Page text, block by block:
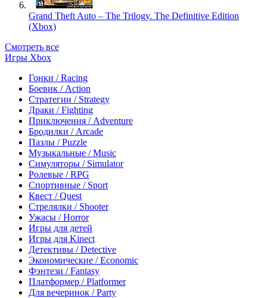
Grand Theft Auto – The Trilogy. The Definitive Edition
(Xbox)
Смотреть все
Игры Xbox
Гонки / Racing
Боевик / Action
Стратегии / Strategy
Драки / Fighting
Приключения / Adventure
Бродилки / Arcade
Пазлы / Puzzle
Музыкальные / Music
Симуляторы / Simulator
Ролевые / RPG
Спортивные / Sport
Квест / Quest
Стрелялки / Shooter
Ужасы / Horror
Игры для детей
Игры для Kinect
Детективы / Detective
Экономические / Economic
Фэнтези / Fantasy
Платформер / Platformer
Для вечеринок / Party